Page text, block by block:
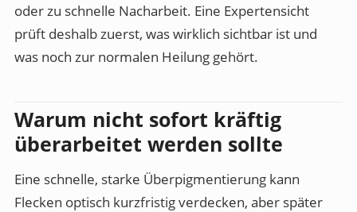
oder zu schnelle Nacharbeit. Eine Expertensicht
prüft deshalb zuerst, was wirklich sichtbar ist und
was noch zur normalen Heilung gehört.
Warum nicht sofort kräftig
überarbeitet werden sollte
Eine schnelle, starke Überpigmentierung kann
Flecken optisch kurzfristig verdecken, aber später